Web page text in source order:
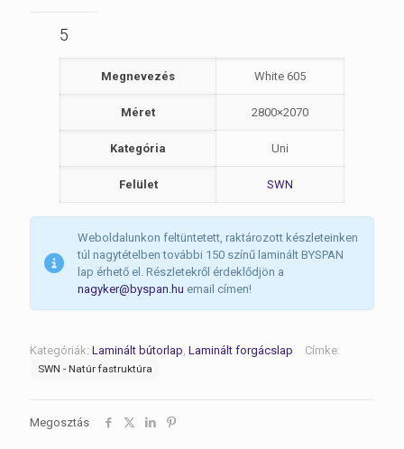
5
Megnevezés White 605
Méret 2800×2070
Kategória Uni
Felület SWN
Weboldalunkon feltüntetett, raktározott készleteinken
túl nagytételben további 150 színű laminált BYSPAN
lap érhető el. Részletekről érdeklődjön a
nagyker@byspan.hu email címen!
Kategóriák: Laminált bútorlap, Laminált forgácslap Címke:
SWN - Natúr fastruktúra
Megosztás